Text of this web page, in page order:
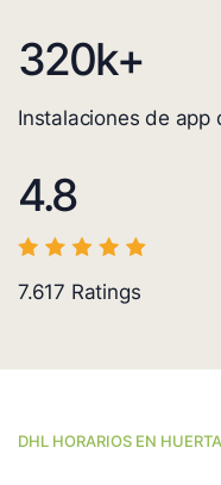
320k+
Instalaciones de app
4.8
7.617 Ratings
DHL HORARIOS EN